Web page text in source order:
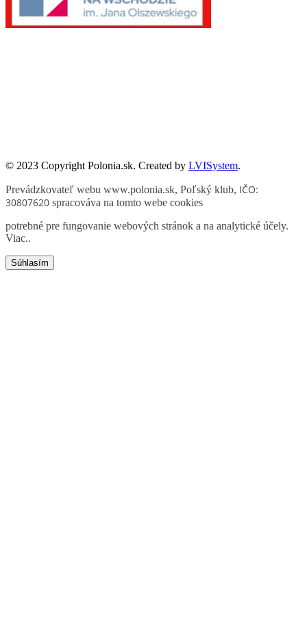
© 2023 Copyright Polonia.sk. Created by LVISystem.
Prevádzkovateľ webu www.polonia.sk, Poľský klub, IČO:
30807620 spracováva na tomto webe cookies
potrebné pre fungovanie webových stránok a na analytické účely.
Viac..
Súhlasím